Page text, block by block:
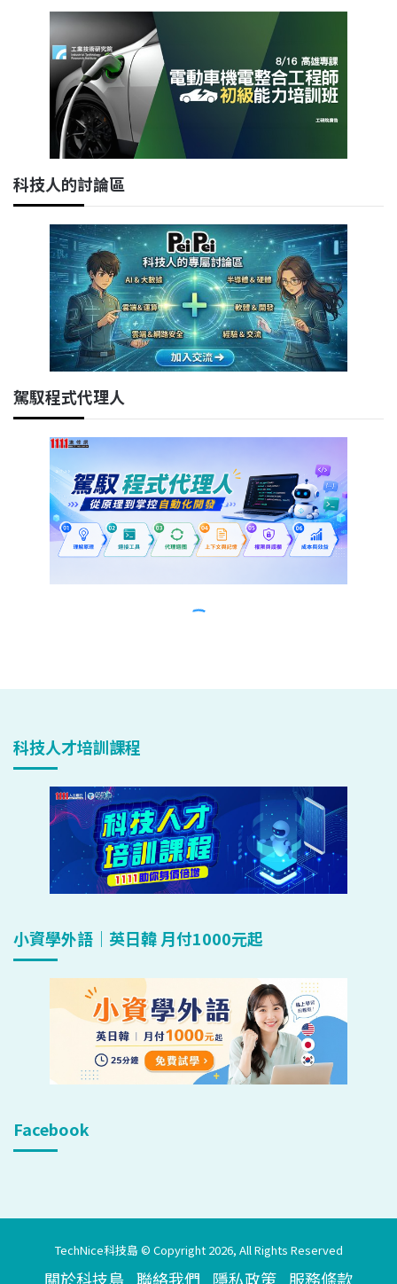
科技人才培訓課程
小資學外語｜英日韓 月付1000元起
Facebook
TechNice科技島 © Copyright 2026, All Rights Reserved
關於科技島 聯絡我們 隱私政策 服務條款